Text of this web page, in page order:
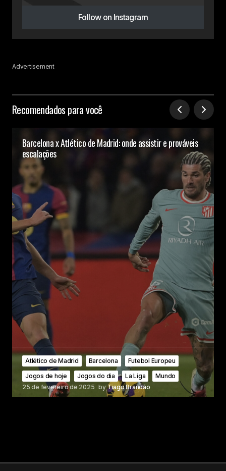
Follow on Instagram
Advertisement
Recomendados para você
Barcelona x Atlético de Madrid: onde assistir e prováveis
escalações
Atlético de Madrid Barcelona
Futebol Europeu
Jogos de hoje
Jogos do dia La Liga
Mundo
25 de fevereiro de 2025 byTiago Brandão